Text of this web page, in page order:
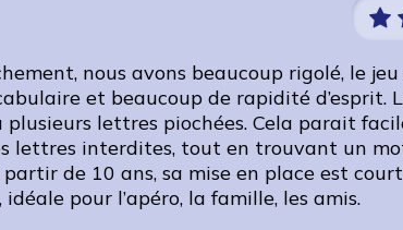
nous avons beaucoup rigolé, le
et beaucoup de rapidité d’esprit.
lettres piochées. Cela parait
lettres interdites, tout en trouvant un
de 10 ans, sa mise en place est
pour l’apéro, la famille, les amis.